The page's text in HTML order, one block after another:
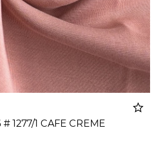
1277/1 CAFE CREME